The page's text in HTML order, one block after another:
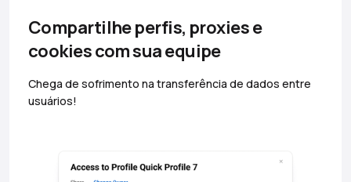
Compartilhe perfis, proxies e
cookies com sua equipe
Chega de sofrimento na transferência de dados entre
usuários!